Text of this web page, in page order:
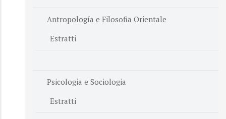
Antropología e Filosofia Orientale
Estratti
Psicologia e Sociologia
Estratti